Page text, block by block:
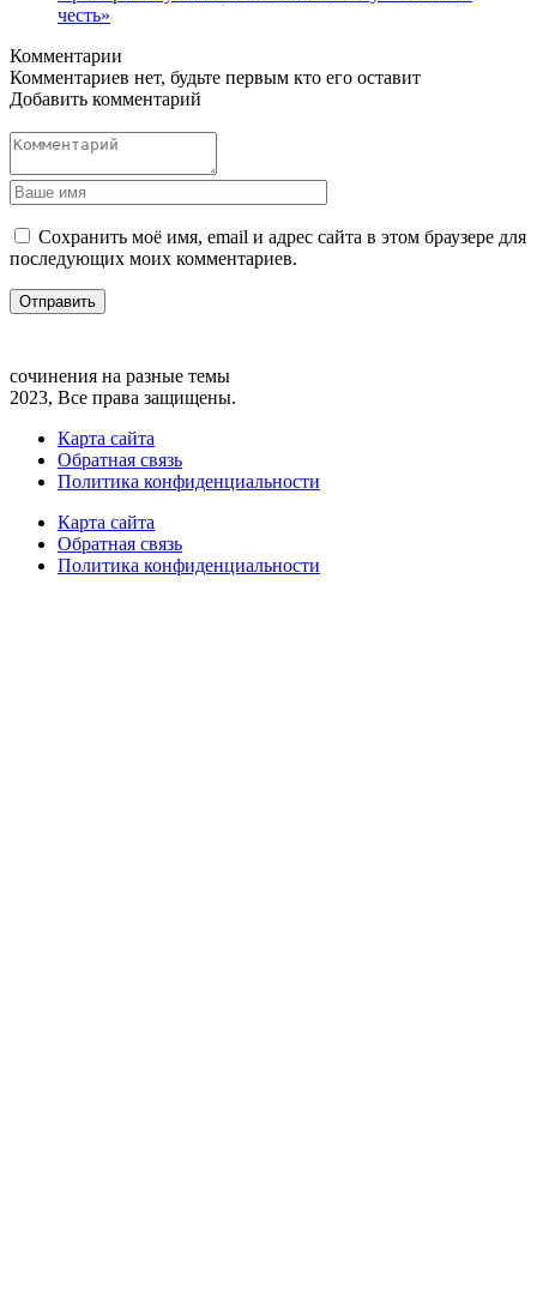
честь»
Комментарии
Комментариев нет, будьте первым кто его оставит
Добавить комментарий
Сохранить моё имя, email и адрес сайта в этом браузере для
последующих моих комментариев.
сочинения на разные темы
2023, Все права защищены.
Карта сайта
Обратная связь
Политика конфиденциальности
Карта сайта
Обратная связь
Политика конфиденциальности